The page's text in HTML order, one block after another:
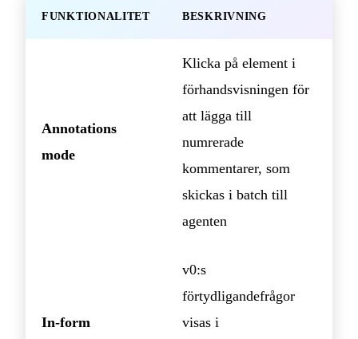
FUNKTIONALITET BESKRIVNING
Annotations
mode
Klicka på element i
förhandsvisningen för
att lägga till
numrerade
kommentarer, som
skickas i batch till
agenten
In-form
v0:s
förtydligandefrågor
visas i